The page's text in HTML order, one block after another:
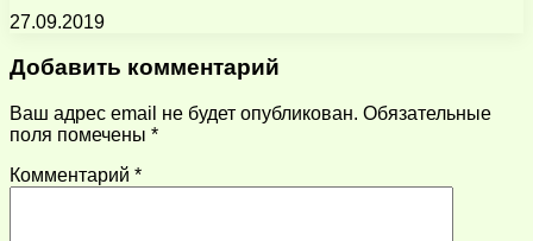
27.09.2019
Добавить комментарий
Ваш адрес email не будет опубликован. Обязательные
поля помечены *
Комментарий *